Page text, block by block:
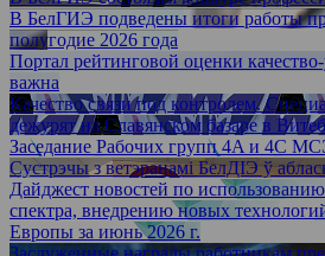
В БелГИЭ подведены итоги работы
полугодие 2026 года
Портал рейтинговой оценки
важна
Качество связи под контролем.
дежурят на Славянском базаре в
Заседание Рабочих групп 4A и 4С
Сустрэчы з ветэранамі БелДІЭ ў
Дайджест новостей по
спектра, внедрению новых
Европы за июнь 2026 г.